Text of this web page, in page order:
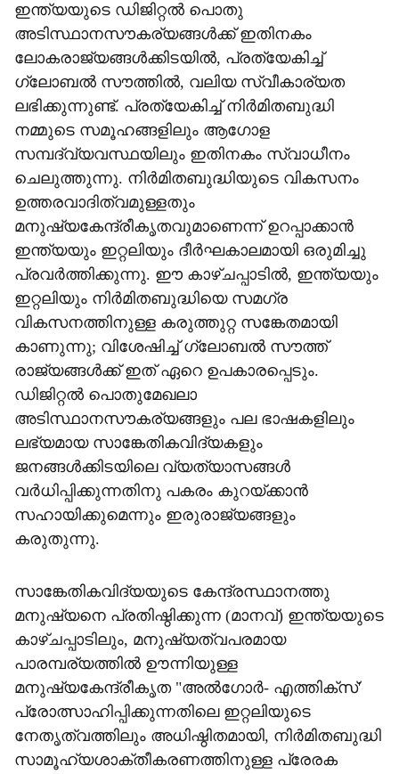
ഇന്ത്യയുടെ ഡിജിറ്റൽ പൊതു
അടിസ്ഥാനസൗകര്യങ്ങൾക്ക് ഇതിനകം
ലോകരാജ്യങ്ങൾക്കിടയിൽ, പ്രത്യേകിച്ച്
ഗ്ലോബൽ സൗത്തിൽ, വലിയ സ്വീകാര്യത
ലഭിക്കുന്നുണ്ട്. പ്രത്യേകിച്ച് നിർമിതബുദ്ധി
നമ്മുടെ സമൂഹങ്ങളിലും ആഗോള
സമ്പദ്‌വ്യവസ്ഥയിലും ഇതിനകം സ്വാധീനം
ചെലുത്തുന്നു. നിർമിതബുദ്ധിയുടെ വികസനം
ഉത്തരവാദിത്വമുള്ളതും
മനുഷ്യകേന്ദ്രീകൃതവുമാണെന്ന് ഉറപ്പാക്കാൻ
ഇന്ത്യയും ഇറ്റലിയും ദീർഘകാലമായി ഒരുമിച്ചു
പ്രവർത്തിക്കുന്നു. ഈ കാഴ്ചപ്പാടിൽ, ഇന്ത്യയും
ഇറ്റലിയും നിർമിതബുദ്ധിയെ സമഗ്ര
വികസനത്തിനുള്ള കരുത്തുറ്റ സങ്കേതമായി
കാണുന്നു; വിശേഷിച്ച് ഗ്ലോബൽ സൗത്ത്
രാജ്യങ്ങൾക്ക് ഇത് ഏറെ ഉപകാരപ്പെടും.
ഡിജിറ്റൽ പൊതുമേഖലാ
അടിസ്ഥാനസൗകര്യങ്ങളും പല ഭാഷകളിലും
ലഭ്യമായ സാങ്കേതികവിദ്യകളും
ജനങ്ങൾക്കിടയിലെ വ്യത്യാസങ്ങൾ
വർധിപ്പിക്കുന്നതിനു പകരം കുറയ്ക്കാൻ
സഹായിക്കുമെന്നും ഇരുരാജ്യങ്ങളും
കരുതുന്നു.
സാങ്കേതികവിദ്യയുടെ കേന്ദ്രസ്ഥാനത്തു
മനുഷ്യനെ പ്രതിഷ്ഠിക്കുന്ന (മാനവ്) ഇന്ത്യയുടെ
കാഴ്ചപ്പാടിലും, മനുഷ്യത്വപരമായ
പാരമ്പര്യത്തിൽ ഊന്നിയുള്ള
മനുഷ്യകേന്ദ്രീകൃത "അൽഗോർ- എത്തിക്സ്'
പ്രോത്സാഹിപ്പിക്കുന്നതിലെ ഇറ്റലിയുടെ
നേതൃത്വത്തിലും അധിഷ്ഠിതമായി, നിർമിതബുദ്ധി
സാമൂഹ്യശാക്തീകരണത്തിനുള്ള പ്രേരക